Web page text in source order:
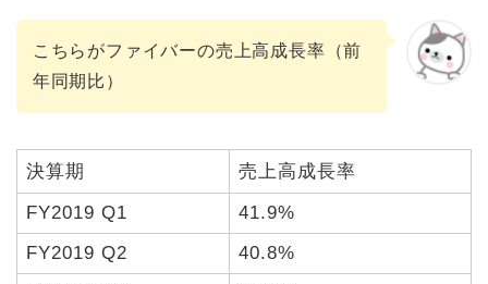
こちらがファイバーの売上高成長率（前
年同期比）
決算期
売上高成長率
FY2019 Q1
41.9%
FY2019 Q2
40.8%